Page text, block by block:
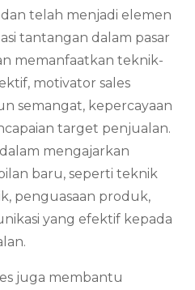
telah menjadi elemen
tantangan dalam pasar
memanfaatkan teknik-
motivator sales
semangat, kepercayaan
target penjualan.
mengajarkan
baru, seperti teknik
penguasaan produk,
yang efektif kepada
juga membantu